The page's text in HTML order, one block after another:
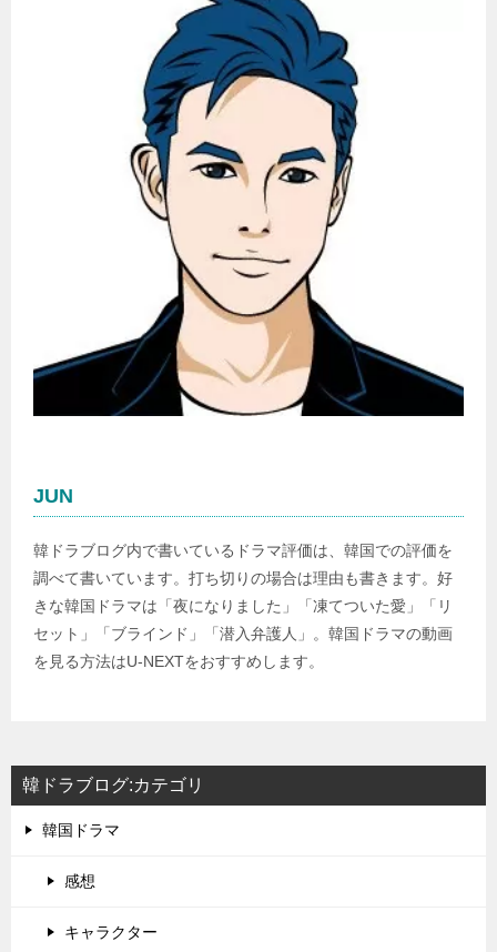
JUN
韓ドラブログ内で書いているドラマ評価は、韓国での評価を
調べて書いています。打ち切りの場合は理由も書きます。好
きな韓国ドラマは「夜になりました」「凍てついた愛」「リ
セット」「ブラインド」「潜入弁護人」。韓国ドラマの動画
を見る方法はU-NEXTをおすすめします。
韓ドラブログ:カテゴリ
韓国ドラマ
感想
キャラクター